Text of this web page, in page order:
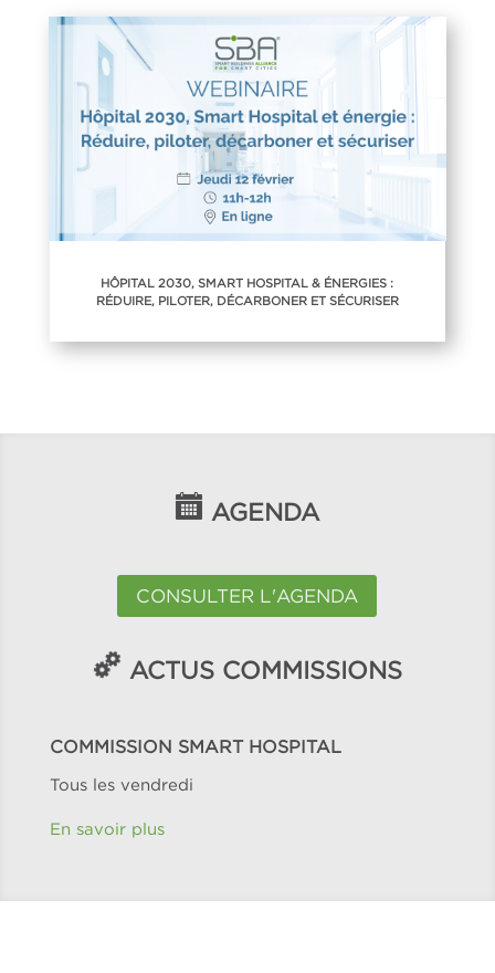
HÔPITAL 2030, SMART HOSPITAL & ÉNERGIES :
RÉDUIRE, PILOTER, DÉCARBONER ET SÉCURISER
AGENDA
CONSULTER L'AGENDA
ACTUS COMMISSIONS
COMMISSION SMART HOSPITAL
Tous les vendredi
En savoir plus